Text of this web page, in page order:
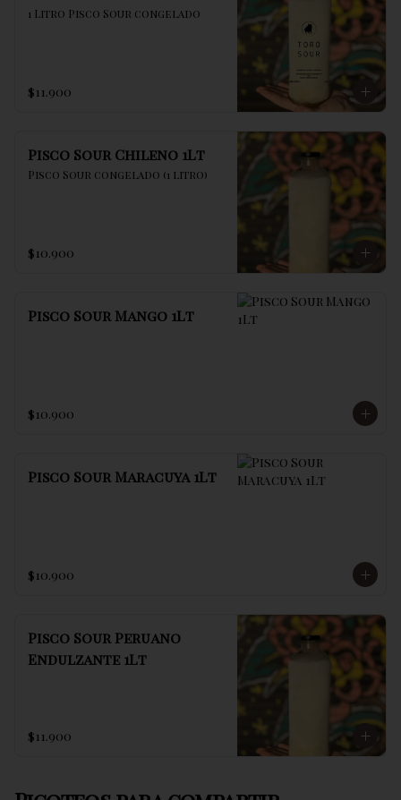
1 Litro Pisco Sour congelado
$11.900
Pisco Sour Chileno 1Lt
Pisco Sour congelado (1 litro)
$10.900
Pisco Sour Mango 1Lt
$10.900
Pisco Sour Maracuya 1Lt
$10.900
Pisco Sour Peruano
Endulzante 1Lt
$11.900